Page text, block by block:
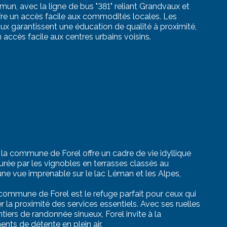
avec la ligne de bus "381" reliant Grandvaux et
un accès facile aux commodités locales. Les
garantissent une éducation de qualité à proximité,
facile aux centres urbains voisins.
commune de Forel offre un cadre de vie idyllique
par les vignobles en terrasses classés au
vue imprenable sur le lac Léman et les Alpes,
de Forel est le refuge parfait pour ceux qui
proximité des services essentiels. Avec ses ruelles
de randonnée sinueux, Forel invite à la
de détente en plein air.